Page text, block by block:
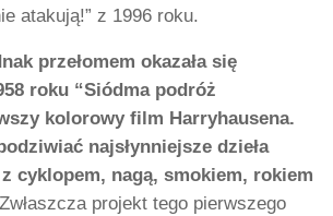
atakują!” z 1996 roku.
przełomem okazała się
roku “Siódma podróż
kolorowy film Harryhausena.
najsłynniejsze dzieła
cyklopem, nagą, smokiem, rokiem
projekt tego pierwszego